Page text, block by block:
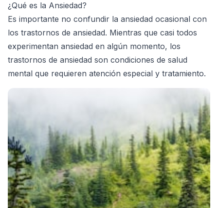
¿Qué es la Ansiedad?
Es importante no confundir la ansiedad ocasional con
los trastornos de ansiedad. Mientras que casi todos
experimentan ansiedad en algún momento, los
trastornos de ansiedad son condiciones de salud
mental que requieren atención especial y tratamiento.